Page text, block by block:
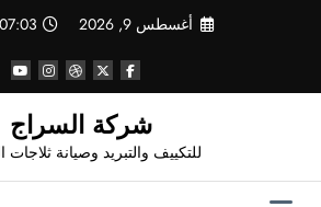
أغسطس 9, 2026 PM
شركة السراج
للتكييف والتبريد وصيانة